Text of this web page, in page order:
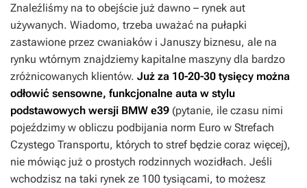
Znaleźliśmy na to obejście już dawno – rynek aut
używanych. Wiadomo, trzeba uważać na pułapki
zastawione przez cwaniaków i Januszy biznesu, ale na
rynku wtórnym znajdziemy kapitalne maszyny dla bardzo
zróżnicowanych klientów. Już za 10-20-30 tysięcy można
odłowić sensowne, funkcjonalne auta w stylu
podstawowych wersji BMW e39 (pytanie, ile czasu nimi
pojeździmy w obliczu podbijania norm Euro w Strefach
Czystego Transportu, których to stref będzie coraz więcej),
nie mówiąc już o prostych rodzinnych wozidłach. Jeśli
wchodzisz na taki rynek ze 100 tysiącami, to możesz